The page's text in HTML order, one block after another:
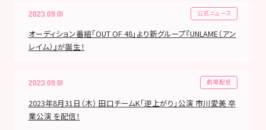
2023.09.01 公式ニュース
オーディション番組「OUT OF 48」より新グループ『UNLAME（アン
レイム）』が誕生！
2023.09.01 劇場配信
2023年8月31日（木） 田口チームK「逆上がり」公演 市川愛美 卒
業公演 を配信！